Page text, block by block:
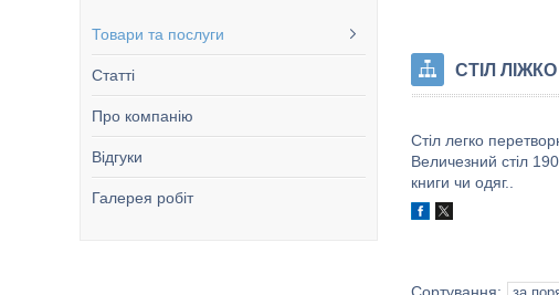
Товари та послуги
Статті
Про компанію
Відгуки
Галерея робіт
СТІЛ ЛІЖКО
Стіл легко
Величезний стіл
книги чи одяг..